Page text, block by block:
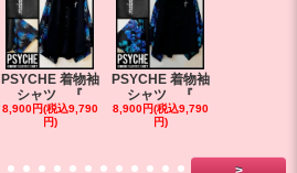
PSYCHE 着物袖
シャツ 『
8,900円(税込9,790
円)
PSYCHE 着物袖
シャツ 『
8,900円(税込9,790
円)